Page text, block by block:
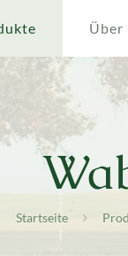
Über
Startseite